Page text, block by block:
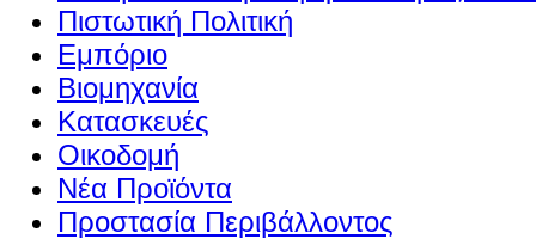
Πιστωτική Πολιτική
Εμπόριο
Βιομηχανία
Κατασκευές
Οικοδομή
Νέα Προϊόντα
Προστασία Περιβάλλοντος